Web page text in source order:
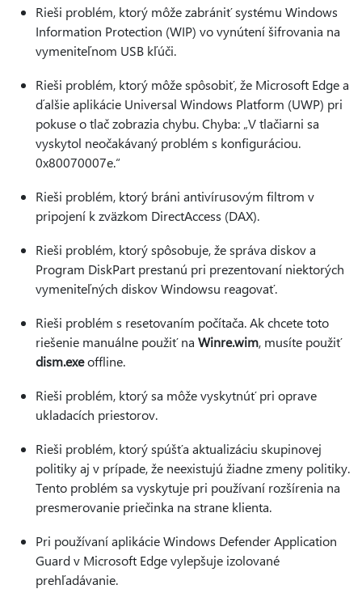
Rieši problém, ktorý môže zabrániť systému Windows
Information Protection (WIP) vo vynútení šifrovania na
vymeniteľnom USB kľúči.
Rieši problém, ktorý môže spôsobiť, že Microsoft Edge a
ďalšie aplikácie Universal Windows Platform (UWP) pri
pokuse o tlač zobrazia chybu. Chyba: „V tlačiarni sa
vyskytol neočakávaný problém s konfiguráciou.
0x80070007e.“
Rieši problém, ktorý bráni antivírusovým filtrom v
pripojení k zväzkom DirectAccess (DAX).
Rieši problém, ktorý spôsobuje, že správa diskov a
Program DiskPart prestanú pri prezentovaní niektorých
vymeniteľných diskov Windowsu reagovať.
Rieši problém s resetovaním počítača. Ak chcete toto
riešenie manuálne použiť na Winre.wim, musíte použiť
dism.exeoffline.
Rieši problém, ktorý sa môže vyskytnúť pri oprave
ukladacích priestorov.
Rieši problém, ktorý spúšťa aktualizáciu skupinovej
politiky aj v prípade, že neexistujú žiadne zmeny politiky.
Tento problém sa vyskytuje pri používaní rozšírenia na
presmerovanie priečinka na strane klienta.
Pri používaní aplikácie Windows Defender Application
Guard v Microsoft Edge vylepšuje izolované
prehľadávanie.